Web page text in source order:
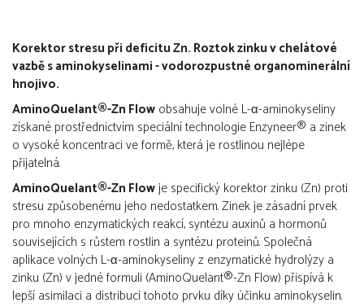
Korektor stresu při deficitu Zn. Roztok zinku v chelátové
vazbě s aminokyselinami - vodorozpustné organominerální
hnojivo.
AminoQuelant®-Zn Flow obsahuje volné L-α-aminokyseliny
získané prostřednictvím speciální technologie Enzyneer® a zinek
o vysoké koncentraci ve formě, která je rostlinou nejlépe
přijatelná.
AminoQuelant®-Zn Flowje specifický korektor zinku (Zn) proti
stresu způsobenému jeho nedostatkem. Zinek je zásadní prvek
pro mnoho enzymatických reakcí, syntézu auxinů a hormonů
souvisejících s růstem rostlin a syntézu proteinů. Společná
aplikace volných L-α-aminokyseliny z enzymatické hydrolýzy a
zinku (Zn) v jedné formuli (AminoQuelant®-Zn Flow) přispívá k
lepší asimilaci a distribuci tohoto prvku díky účinku aminokyselin.